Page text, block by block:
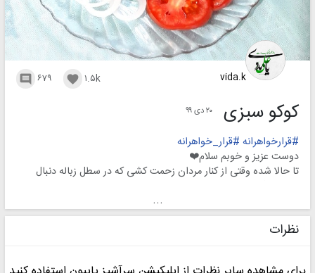
vida.k ۶۷۹  ۱.۵k 
کوکو سبزی ۲۰ دی ۹۹
#قرارخواهرانه #قرار_خواهرانه
دوست عزيز و خوبم سلام❤️
تا حالا شده وقتی از کنار مردان زحمت کشی که در سطل زباله دنبال
با خودتون فکر کنین که چه جوری میشه بهشون کمک کرد...
فقط یک کار میشه کرد که:
لطفا خانمهای گل
...
نظرات